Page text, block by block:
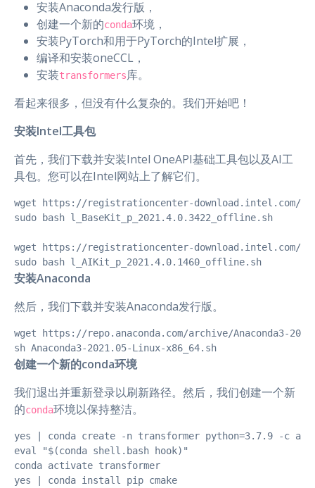
安装Anaconda发行版，
创建一个新的conda环境，
安装PyTorch和用于PyTorch的Intel扩展，
编译和安装oneCCL，
安装transformers库。
看起来很多，但没有什么复杂的。我们开始吧！
安装Intel工具包
首先，我们下载并安装Intel OneAPI基础工具包以及AI工
具包。您可以在Intel网站上了解它们。
wget https://registrationcenter-download.intel.com/
sudo bash l_BaseKit_p_2021.4.0.3422_offline.sh
wget https://registrationcenter-download.intel.com/
sudo bash l_AIKit_p_2021.4.0.1460_offline.sh
安装Anaconda
然后，我们下载并安装Anaconda发行版。
wget https://repo.anaconda.com/archive/Anaconda3-
sh Anaconda3-2021.05-Linux-x86_64.sh
创建一个新的conda环境
我们退出并重新登录以刷新路径。然后，我们创建一个新
的conda环境以保持整洁。
yes | conda create -n transformer python=3.7.9 -c
eval "$(conda shell.bash hook)"
conda activate transformer
yes | conda install pip cmake